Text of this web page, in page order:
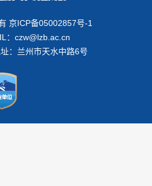
京ICP备05002857号-1
： czw@lzb.ac.cn
：兰州市天水中路6号